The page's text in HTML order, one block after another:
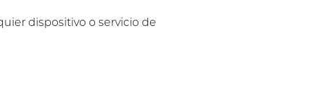
dispositivo o servicio de